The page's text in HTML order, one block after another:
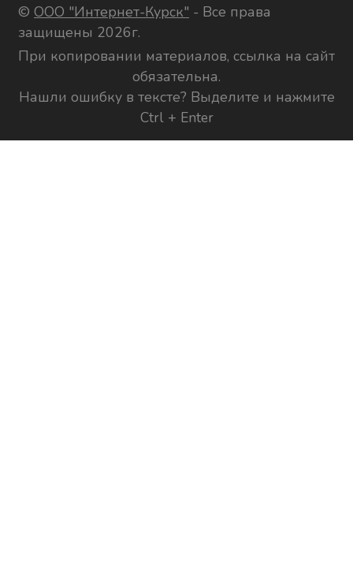
© ООО "Интернет-Курск" - Все права
защищены 2026г.
При копировании материалов, ссылка на сайт
обязательна.
Нашли ошибку в тексте? Выделите и нажмите
Ctrl + Enter